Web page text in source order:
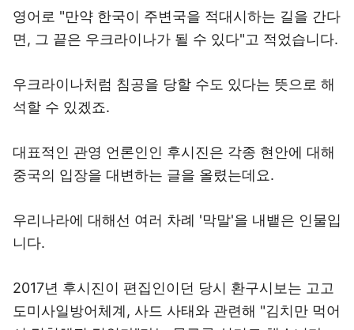
영어로 "만약 한국이 주변국을 적대시하는 길을 간다
면, 그 끝은 우크라이나가 될 수 있다"고 적었습니다.
우크라이나처럼 침공을 당할 수도 있다는 뜻으로 해
석할 수 있겠죠.
대표적인 관영 언론인인 후시진은 각종 현안에 대해
중국의 입장을 대변하는 글을 올렸는데요.
우리나라에 대해선 여러 차례 '막말'을 내뱉은 인물입
니다.
2017년 후시진이 편집인이던 당시 환구시보는 고고
도미사일방어체계, 사드 사태와 관련해 "김치만 먹어